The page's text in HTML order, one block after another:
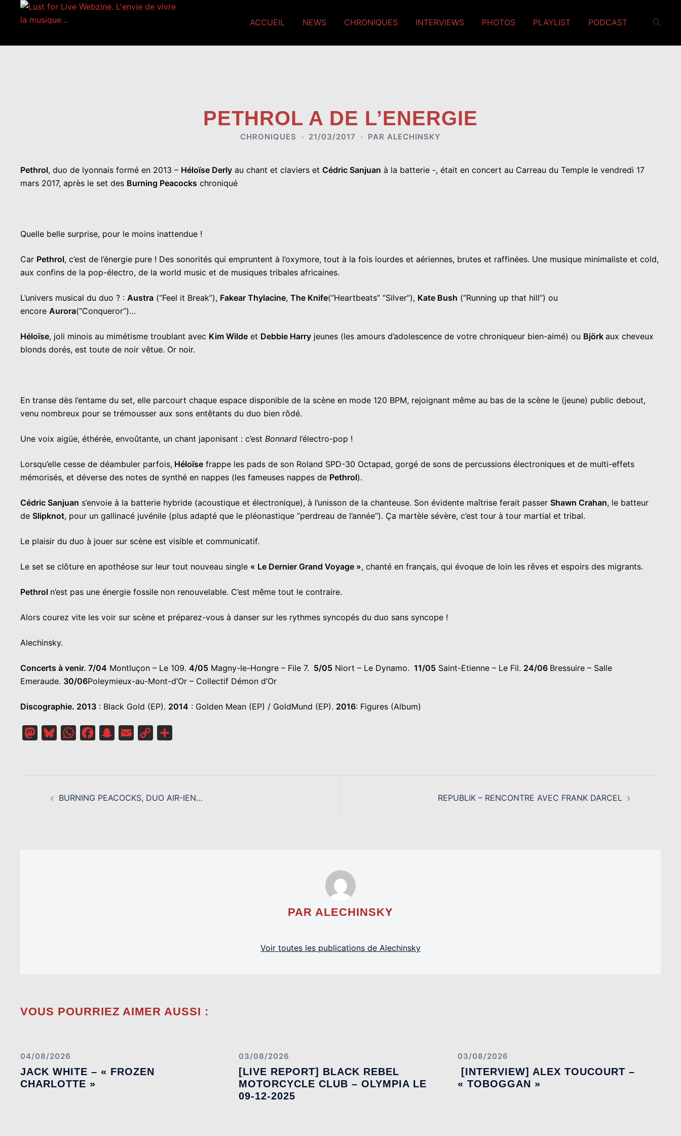
ACCUEIL NEWS CHRONIQUES INTERVIEWS PHOTOS PLAYLIST PODCAST
PETHROL A DE L’ENERGIE
CHRONIQUES 21/03/2017 PAR ALECHINSKY
Pethrol, duo de lyonnais formé en 2013 – Héloïse Derly au chant et claviers et Cédric Sanjuan à la batterie -, était en concert au Carreau du Temple le vendredi 17
mars 2017, après le set des Burning Peacocks chroniqué
Quelle belle surprise, pour le moins inattendue !
Car Pethrol, c’est de l’énergie pure ! Des sonorités qui empruntent à l’oxymore, tout à la fois lourdes et aériennes, brutes et raffinées. Une musique minimaliste et cold,
aux confins de la pop-électro, de la world music et de musiques tribales africaines.
L’univers musical du duo ? : Austra (‘’Feel it Break’’), Fakear Thylacine, The Knife(‘’Heartbeats’’ ‘’Silver’’), Kate Bush (‘’Running up that hill’’) ou
encore Aurora(‘’Conqueror’’)…
Héloïse, joli minois au mimétisme troublant avec Kim Wilde et Debbie Harry jeunes (les amours d’adolescence de votre chroniqueur bien-aimé) ou Björk aux cheveux
blonds dorés, est toute de noir vêtue. Or noir.
En transe dès l’entame du set, elle parcourt chaque espace disponible de la scène en mode 120 BPM, rejoignant même au bas de la scène le (jeune) public debout,
venu nombreux pour se trémousser aux sons entêtants du duo bien rôdé.
Une voix aigüe, éthérée, envoûtante, un chant japonisant : c’est Bonnard l’électro-pop !
Lorsqu’elle cesse de déambuler parfois, Héloïse frappe les pads de son Roland SPD-30 Octapad, gorgé de sons de percussions électroniques et de multi-effets
mémorisés, et déverse des notes de synthé en nappes (les fameuses nappes de Pethrol).
Cédric Sanjuan s’envoie à la batterie hybride (acoustique et électronique), à l’unisson de la chanteuse. Son évidente maîtrise ferait passer Shawn Crahan, le batteur
de Slipknot, pour un gallinacé juvénile (plus adapté que le pléonastique ‘’perdreau de l’année’’). Ça martèle sévère, c’est tour à tour martial et tribal.
Le plaisir du duo à jouer sur scène est visible et communicatif.
Le set se clôture en apothéose sur leur tout nouveau single « Le Dernier Grand Voyage », chanté en français, qui évoque de loin les rêves et espoirs des migrants.
Pethrol n’est pas une énergie fossile non renouvelable. C’est même tout le contraire.
Alors courez vite les voir sur scène et préparez-vous à danser sur les rythmes syncopés du duo sans syncope !
Alechinsky.
Concerts à venir. 7/04 Montluçon – Le 109. 4/05 Magny-le-Hongre – File 7. 5/05 Niort – Le Dynamo. 11/05 Saint-Etienne – Le Fil. 24/06 Bressuire – Salle
Emeraude. 30/06Poleymieux-au-Mont-d’Or – Collectif Démon d’Or
Discographie. 2013 : Black Gold (EP). 2014 : Golden Mean (EP) / GoldMund (EP). 2016: Figures (Album)
MastodonBlueskyWhatsAppFacebookSnapchat
Email
Copy
D’ARTICLE
BURNING PEACOCKS, DUO AIR-IEN… REPUBLIK – RENCONTRE AVEC FRANK DARCEL
PAR ALECHINSKY
Voir toutes les publications de Alechinsky
VOUS POURRIEZ AIMER AUSSI :
04/08/2026
JACK WHITE – « FROZEN
CHARLOTTE »
03/08/2026
[LIVE REPORT] BLACK REBEL
MOTORCYCLE CLUB – OLYMPIA LE
09-12-2025
03/08/2026
[INTERVIEW] ALEX TOUCOURT –
« TOBOGGAN »